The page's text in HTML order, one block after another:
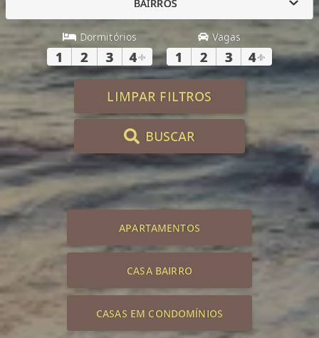
BAIRROS
Dormitórios
1 2 3 4+
Vagas
1 2 3 4+
LIMPAR FILTROS
BUSCAR
APARTAMENTOS
CASA BAIRRO
CASAS EM CONDOMÍNIOS